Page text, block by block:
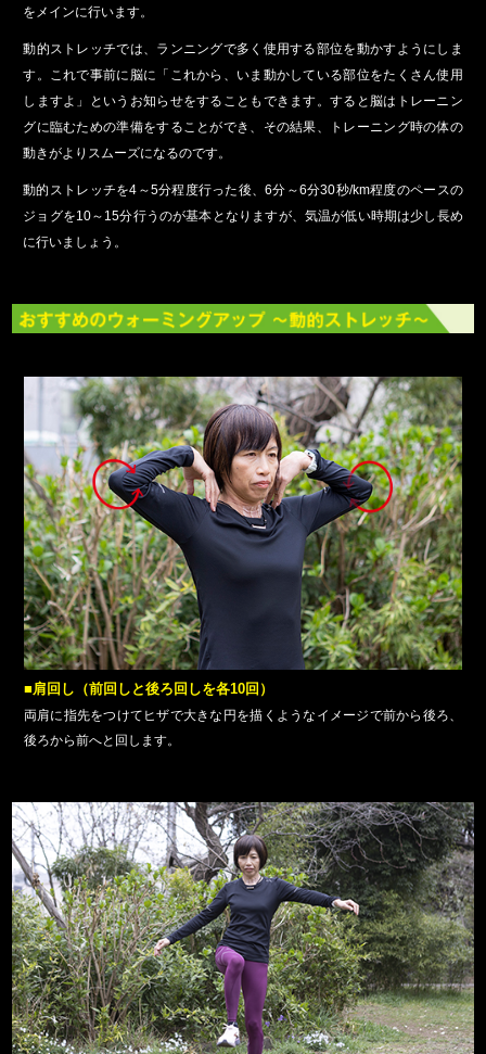
をメインに行います。
動的ストレッチでは、ランニングで多く使用する部位を動かすようにしま
す。これで事前に脳に「これから、いま動かしている部位をたくさん使用
しますよ」というお知らせをすることもできます。すると脳はトレーニン
グに臨むための準備をすることができ、その結果、トレーニング時の体の
動きがよりスムーズになるのです。
動的ストレッチを4～5分程度行った後、6分～6分30秒/km程度のペースの
ジョグを10～15分行うのが基本となりますが、気温が低い時期は少し長め
に行いましょう。
■肩回し（前回しと後ろ回しを各10回）
両肩に指先をつけてヒザで大きな円を描くようなイメージで前から後ろ、
後ろから前へと回します。